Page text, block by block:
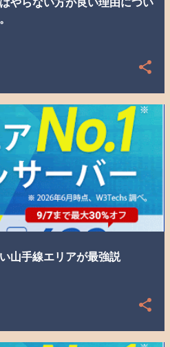
山手線エリアが最強説